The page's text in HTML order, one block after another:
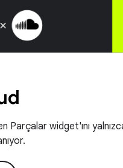
Parçalar widget'ını